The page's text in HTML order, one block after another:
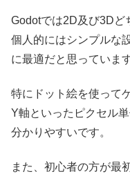
Godotでは2D及び3Dど
個人的にはシンプルな
に最適だと思っています
特にドット絵を使って
Y軸といったピクセル
分かりやすいです。
また、初心者の方が最